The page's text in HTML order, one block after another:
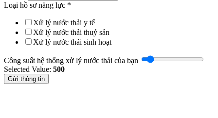
Loại hồ sơ năng lực *
Xử lý nước thải y tế
Xử lý nước thải thuỷ sản
Xử lý nước thải sinh hoạt
Công suất hệ thống xử lý nước thải của bạn
Selected Value: 500
Gửi thông tin